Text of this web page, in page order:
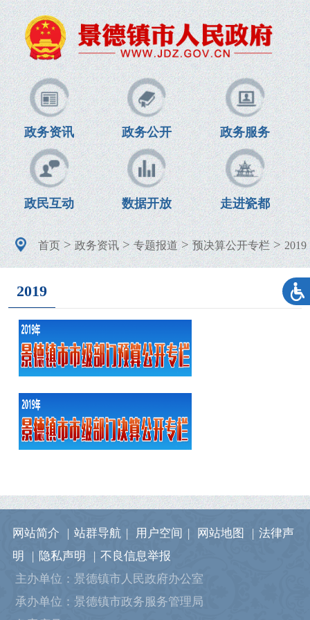
政务资讯 政务公开 政务服务
政民互动 数据开放 走进瓷都
首页>政务资讯>专题报道>预决算公开专栏>2019
2019
网站简介 站群导航 用户空间 网站地图
法律声
明
隐私声明
不良信息举报
主办单位：景德镇市人民政府办公室
承办单位：景德镇市政务服务管理局